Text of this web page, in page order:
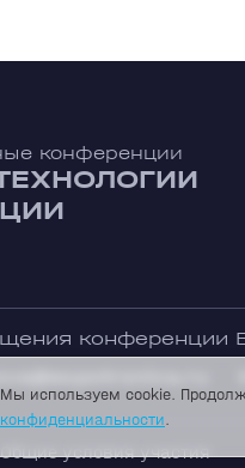
конференции
конференции
Общие условия участия
Мы используем cookie.
конфиденциальности.